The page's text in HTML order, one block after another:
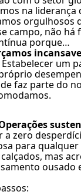
na liderança
orgulhosos
campo, não há
porque…
Estabelecer um
faz parte do
a zero
para
mas
ousado